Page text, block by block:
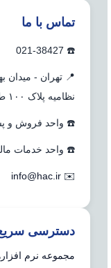
تماس با ما
☎️ 021-38427
📍 تهران - میدان
نظامیه پلاک ۱۰۰ طبقه اول واحد ۲
☎️ واحد فروش و
☎️ واحد خدمات مالیاتی:
✉️
info@hac.ir
دسترسی
مجموعه نرم